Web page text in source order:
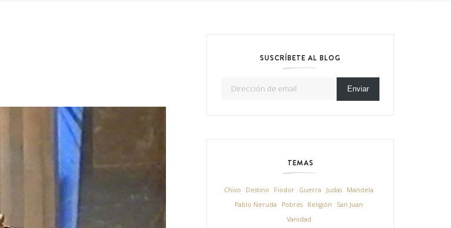
SUSCRÍBETE AL BLOG
Enviar
TEMAS
Chivo Destino Fiodor Guerra Judas
Mandela
Pablo Neruda
Pobres Religión
San Juan
Vanidad